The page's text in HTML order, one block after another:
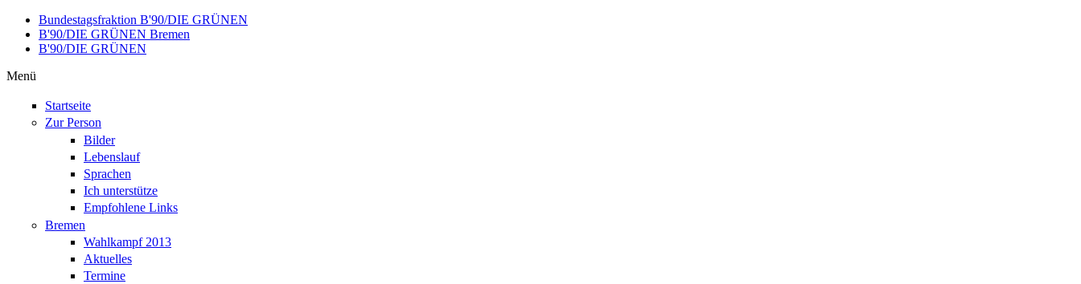
Direkt zum Inhalt
Bundestagsfraktion B'90/DIE GRÜNEN
B'90/DIE GRÜNEN Bremen
B'90/DIE GRÜNEN
Menü
Startseite
Zur Person
Bilder
Lebenslauf
Sprachen
Ich unterstütze
Empfohlene Links
Bremen
Wahlkampf 2013
Aktuelles
Termine